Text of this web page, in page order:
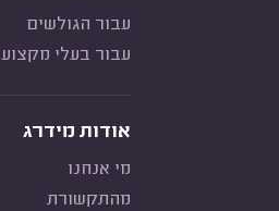
עבור הגולשים
עבור בעלי מקצוע
אודות מידרג
מי אנחנו
מהתקשורת